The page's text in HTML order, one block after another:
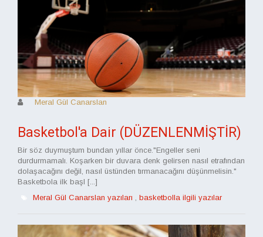
Meral Gül Canarslan
Basketbol'a Dair (DÜZENLENMİŞTİR)
Bir söz duymuştum bundan yıllar önce."Engeller seni
durdurmamalı. Koşarken bir duvara denk gelirsen nasıl etrafından
dolaşacağını değil, nasıl üstünden tırmanacağını düşünmelisin."
Basketbola ilk başl [...]
Meral Gül Canarslan yazıları
basketbolla ilgili yazılar